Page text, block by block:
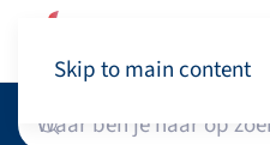
Skip to main content